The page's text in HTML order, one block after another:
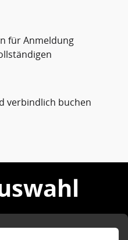
für Anmeldung
verbindlich buchen